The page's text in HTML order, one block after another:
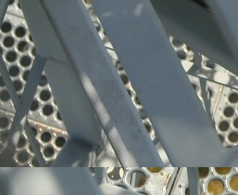
Edelstahl-Produkte 002